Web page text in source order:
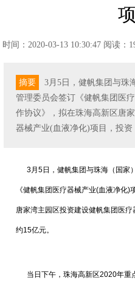
时间：2020-03-13 10:30:47 阅读：
摘要
3月5日，健帆集团与珠
管理委员会签订《健帆集团医
作协议》，拟在珠海高新区唐
器械产业(血液净化)项目，投资
3月5日，健帆集团与珠海（国家
《健帆集团医疗器械产业(血液净化
唐家湾主园区投资建设健帆集团医
约15亿元。
当日下午，珠海高新区2020年重